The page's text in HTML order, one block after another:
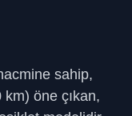
sahip,
öne çıkan,